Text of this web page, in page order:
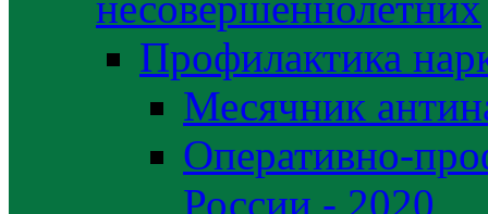
Профилактика
Месячник
Оперативно-
России - 2020